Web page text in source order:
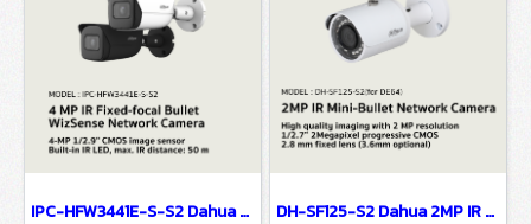
IPC-HFW3441E-S-S2 Dahua 4 MP IR Fixed-focal Bullet WizSense Network Camera IP Camera CCTV Camera DH-SF125-S2 Dahua 2MP IR Eyeball Network Camera IP Camera CCTV Camera